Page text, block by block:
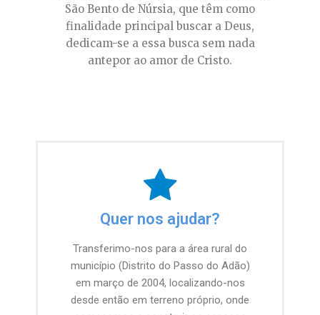
São Bento de Núrsia, que têm como
finalidade principal buscar a Deus,
dedicam-se a essa busca sem nada
antepor ao amor de Cristo.
Quer nos ajudar?
Transferimo-nos para a área rural do
município (Distrito do Passo do Adão)
em março de 2004, localizando-nos
desde então em terreno próprio, onde